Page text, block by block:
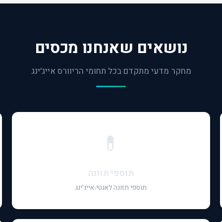
נושאים שאנחנו מכסים
מחקר מדעי מתקדם בכל תחומי הריוורס אייג'ינג
💊
תוספי תזונה
תוספי תזונה לאנטי-אייג'ינג